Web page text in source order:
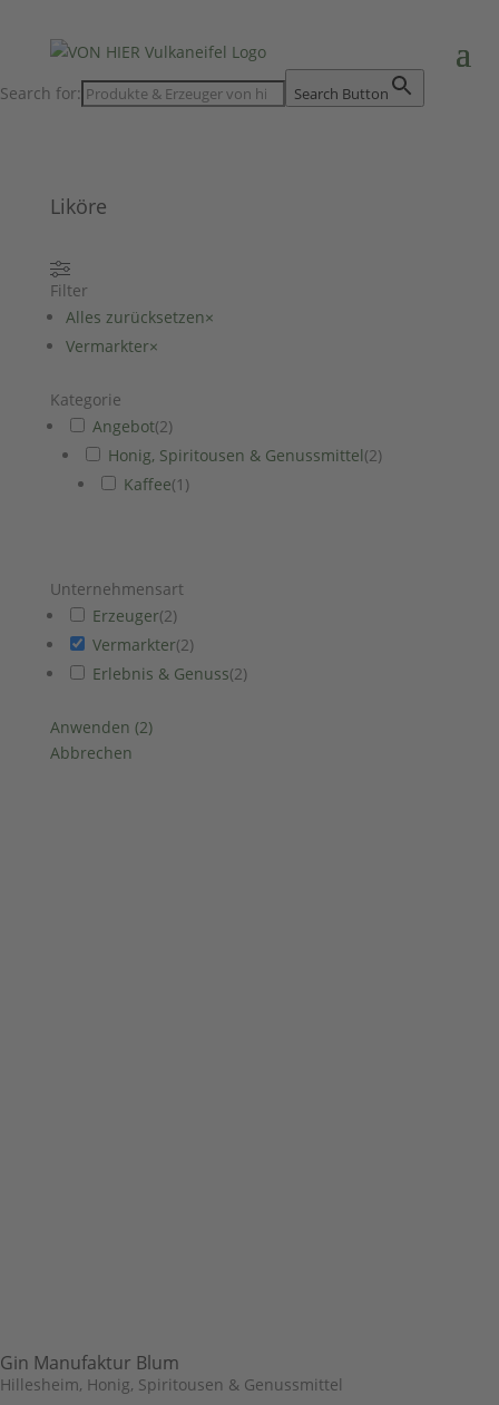
Search for: Search Button
Liköre
Filter
Alles zurücksetzen×
Vermarkter×
Kategorie
Angebot(2)
Honig, Spiritousen & Genussmittel(2)
Kaffee(1 )
Unternehmensart
Erzeuger(2)
Vermarkter(2)
Erlebnis & Genuss(2)
Anwenden (2)
Abbrechen
Gin Manufaktur Blum
Hillesheim, Honig, Spiritousen & Genussmittel